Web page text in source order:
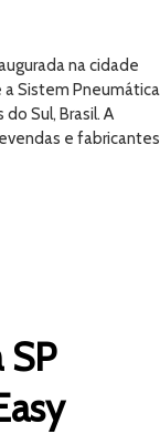
na cidade
a Sistem Pneumática
Sul, Brasil. A
e fabricantes